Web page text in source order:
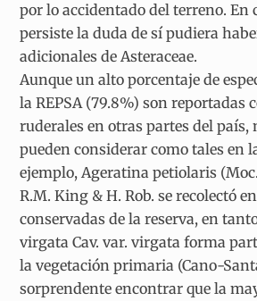
por lo accidentado del terreno. En
persiste la duda de sí pudiera
adicionales de Asteraceae.
Aunque un alto porcentaje de
la REPSA (79.8%) son reportadas
ruderales en otras partes del país,
pueden considerar como tales en
ejemplo, Ageratina petiolaris (Moc.
R.M. King & H. Rob. se recolectó
conservadas de la reserva, en
virgata Cav. var. virgata forma
la vegetación primaria (Cano-
sorprendente encontrar que la